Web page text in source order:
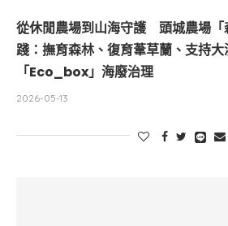
從休閒農場到山海守護 頭城農場「
踐：撫育森林、復育葦草蘭、支持大
「Eco_box」海廢治理
2026-05-13